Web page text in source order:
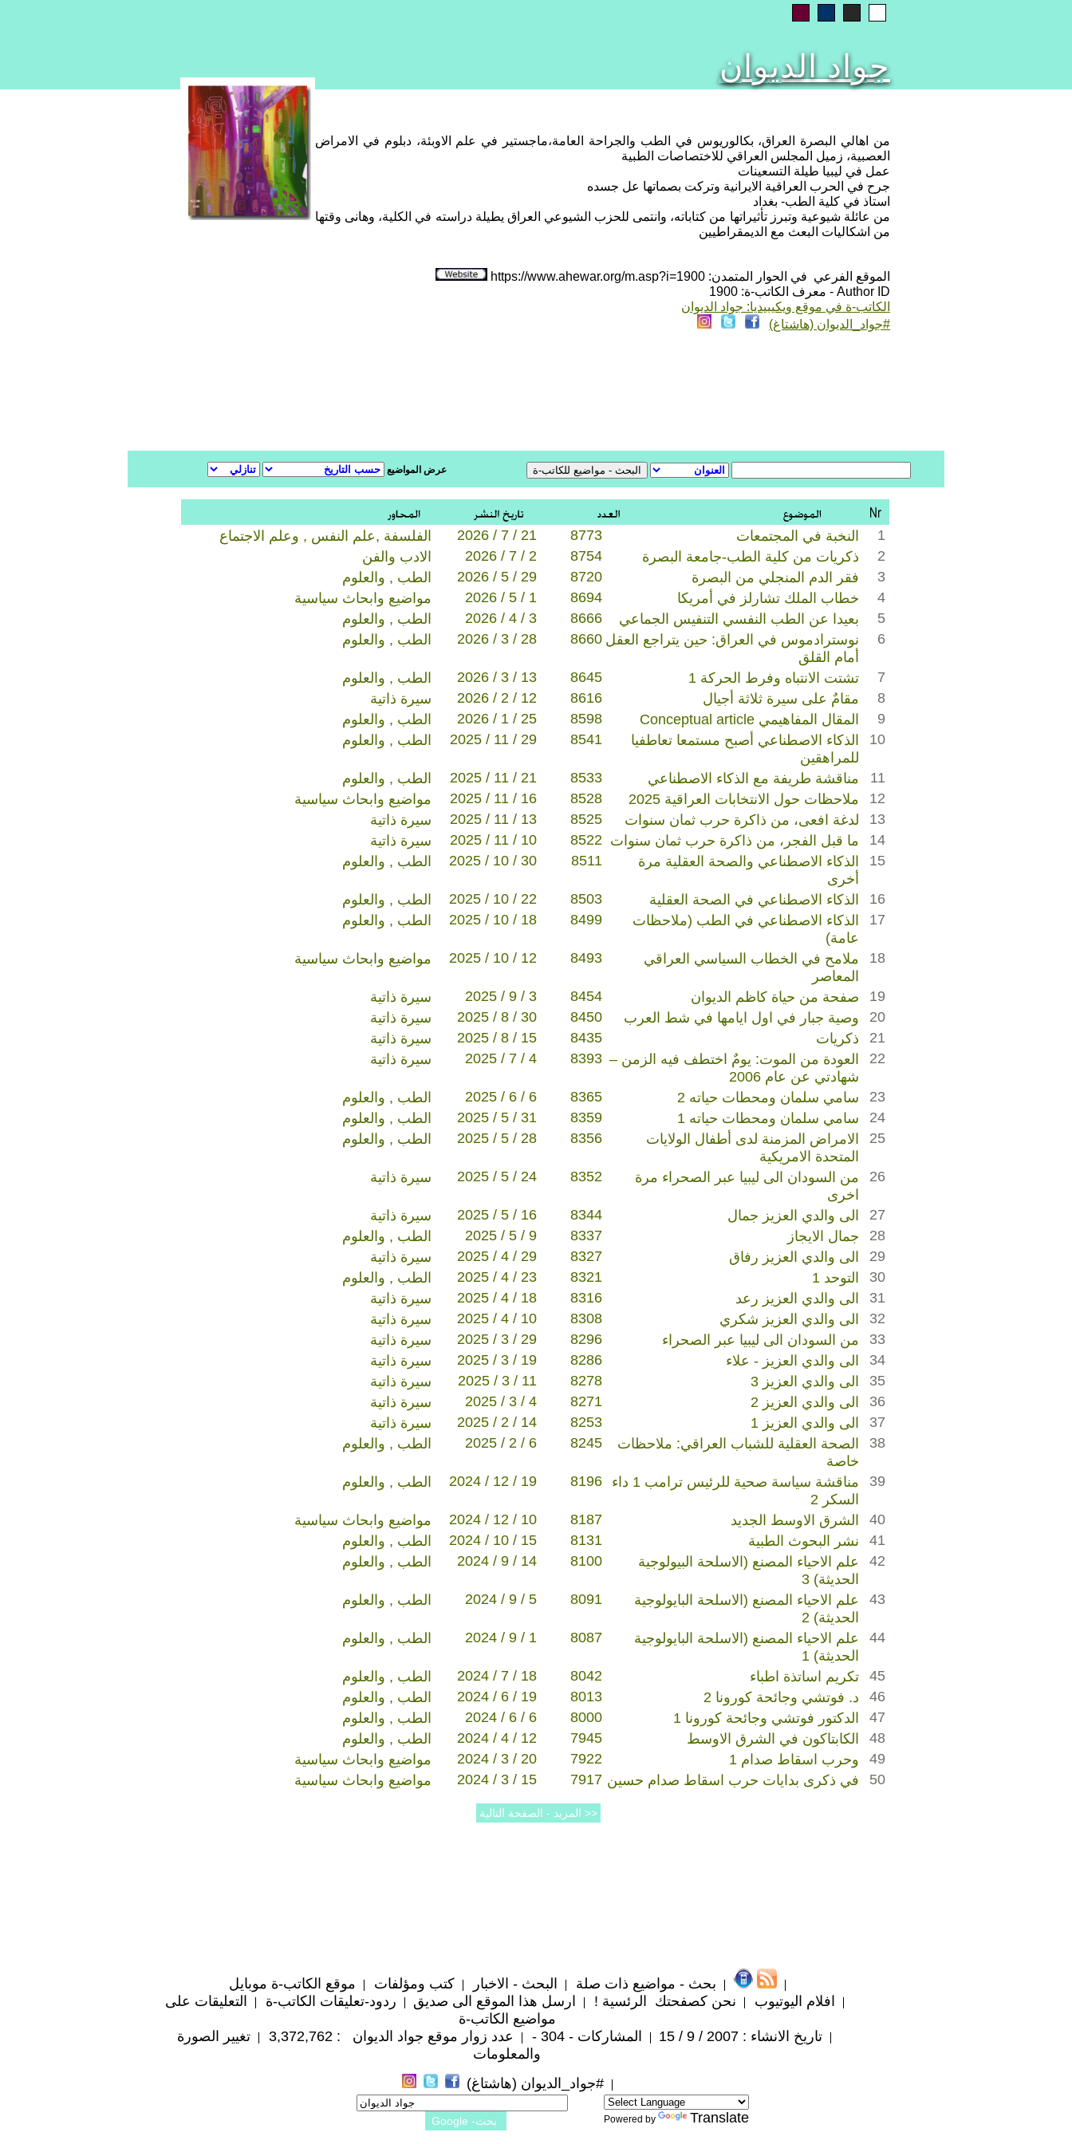
جواد الديوان
من اهالي البصرة العراق، بكالوريوس في الطب والجراحة العامة،ماجستير في علم الاوبئة، دبلوم في الامراض
العصبية، زميل المجلس العراقي للاختصاصات الطبية
عمل في ليبيا طيلة التسعينات
جرح في الحرب العراقية الايرانية وتركت بصماتها عل جسده
استاذ في كلية الطب- بغداد
من عائلة شيوعية وتبرز تأثيراتها من كتاباته، وانتمى للحزب الشيوعي العراق يطيلة دراسته في الكلية، وهانى وقتها
من اشكاليات البعث مع الديمقراطيين
الموقع الفرعي في الحوار المتمدن: https://www.ahewar.org/m.asp?i=1900
Author ID - معرف الكاتب-ة: 1900
الكاتب-ة في موقع ويكيبيديا: جواد الديوان
#جواد_الديوان (هاشتاغ)
عرض المواضيع
الفلسفة ,علم النفس , وعلم الاجتماع 2026 / 7 / 21 8773 النخبة في المجتمعات
1
الادب والفن
2026 / 7 / 2 8754 ذكريات من كلية الطب-جامعة البصرة
2
الطب , والعلوم
2026 / 5 / 29 8720 فقر الدم المنجلي من البصرة
3
مواضيع وابحاث سياسية
2026 / 5 / 1 8694 خطاب الملك تشارلز في أمريكا
4
الطب , والعلوم
2026 / 4 / 3 8666 بعيدا عن الطب النفسي التنفيس الجماعي
5
الطب , والعلوم
2026 / 3 / 28 8660 نوسترادموس في العراق: حين يتراجع العقل
أمام القلق
6
الطب , والعلوم 2026 / 3 / 13 8645 تشتت الانتباه وفرط الحركة 1
7
سيرة ذاتية
2026 / 2 / 12 8616 مقامٌ على سيرة ثلاثة أجيال
8
الطب , والعلوم
2026 / 1 / 25 8598 المقال المفاهيمي Conceptual article
9
الطب , والعلوم
2025 / 11 / 29 8541
الذكاء الاصطناعي أصبح مستمعا تعاطفيا
للمراهقين
10
الطب , والعلوم 2025 / 11 / 21 8533 مناقشة طريفة مع الذكاء الاصطناعي
11
مواضيع وابحاث سياسية
2025 / 11 / 16 8528 ملاحظات حول الانتخابات العراقية 2025
12
سيرة ذاتية
2025 / 11 / 13 8525 لدغة افعى، من ذاكرة حرب ثمان سنوات
13
سيرة ذاتية
2025 / 11 / 10 8522 ما قبل الفجر، من ذاكرة حرب ثمان سنوات
14
الطب , والعلوم
2025 / 10 / 30 8511
الذكاء الاصطناعي والصحة العقلية مرة
أخرى
15
الطب , والعلوم 2025 / 10 / 22 8503 الذكاء الاصطناعي في الصحة العقلية
16
الطب , والعلوم
2025 / 10 / 18 8499
الذكاء الاصطناعي في الطب (ملاحظات
عامة)
17
مواضيع وابحاث سياسية 2025 / 10 / 12 8493
ملامح في الخطاب السياسي العراقي
المعاصر
18
سيرة ذاتية 2025 / 9 / 3 8454 صفحة من حياة كاظم الديوان
19
سيرة ذاتية
2025 / 8 / 30 8450 وصية جبار في اول ايامها في شط العرب
20
سيرة ذاتية
2025 / 8 / 15 8435 ذكريات
21
سيرة ذاتية
2025 / 7 / 4 8393 العودة من الموت: يومٌ اختطف فيه الزمن –
شهادتي عن عام 2006
22
الطب , والعلوم 2025 / 6 / 6 8365 سامي سلمان ومحطات حياته 2
23
الطب , والعلوم
2025 / 5 / 31 8359 سامي سلمان ومحطات حياته 1
24
الطب , والعلوم
2025 / 5 / 28 8356
الامراض المزمنة لدى أطفال الولايات
المتحدة الامريكية
25
سيرة ذاتية 2025 / 5 / 24 8352
من السودان الى ليبيا عبر الصحراء مرة
اخرى
26
سيرة ذاتية 2025 / 5 / 16 8344 الى والدي العزيز جمال
27
الطب , والعلوم
2025 / 5 / 9 8337 جمال الايجاز
28
سيرة ذاتية
2025 / 4 / 29 8327 الى والدي العزيز رفاق
29
الطب , والعلوم
2025 / 4 / 23 8321 التوحد 1
30
سيرة ذاتية
2025 / 4 / 18 8316 الى والدي العزيز رعد
31
سيرة ذاتية
2025 / 4 / 10 8308 الى والدي العزيز شكري
32
سيرة ذاتية
2025 / 3 / 29 8296 من السودان الى ليبيا عبر الصحراء
33
سيرة ذاتية
2025 / 3 / 19 8286 الى والدي العزيز - علاء
34
سيرة ذاتية
2025 / 3 / 11 8278 الى والدي العزيز 3
35
سيرة ذاتية
2025 / 3 / 4 8271 الى والدي العزيز 2
36
سيرة ذاتية
2025 / 2 / 14 8253 الى والدي العزيز 1
37
الطب , والعلوم
2025 / 2 / 6 8245
الصحة العقلية للشباب العراقي: ملاحظات
خاصة
38
الطب , والعلوم 2024 / 12 / 19 8196
مناقشة سياسة صحية للرئيس ترامب 1 داء
السكر 2
39
مواضيع وابحاث سياسية 2024 / 12 / 10 8187 الشرق الاوسط الجديد
40
الطب , والعلوم
2024 / 10 / 15 8131 نشر البحوث الطبية
41
الطب , والعلوم
2024 / 9 / 14 8100
علم الاحياء المصنع (الاسلحة البيولوجية
الحديثة) 3
42
الطب , والعلوم 2024 / 9 / 5 8091
علم الاحياء المصنع (الاسلحة البايولوجية
الحديثة) 2
43
الطب , والعلوم 2024 / 9 / 1 8087
علم الاحياء المصنع (الاسلحة البايولوجية
الحديثة) 1
44
الطب , والعلوم 2024 / 7 / 18 8042 تكريم اساتذة اطباء
45
الطب , والعلوم
2024 / 6 / 19 8013 د. فوتشي وجائحة كورونا 2
46
الطب , والعلوم
2024 / 6 / 6 8000 الدكتور فوتشي وجائحة كورونا 1
47
الطب , والعلوم
2024 / 4 / 12 7945 الكابتاكون في الشرق الاوسط
48
مواضيع وابحاث سياسية
2024 / 3 / 20 7922 وحرب اسقاط صدام 1
49
مواضيع وابحاث سياسية
2024 / 3 / 15 7917 في ذكرى بدايات حرب اسقاط صدام حسين 50
بحث - مواضيع ذات صلة البحث - الاخبار كتب ومؤلفات
موقع الكاتب-ة موبايل
افلام اليوتيوب
نحن كصفحتك الرئسية ! ارسل هذا الموقع الى صديق ردود-تعليقات الكاتب-ة
التعليقات على
مواضيع الكاتب-ة
تاريخ الانشاء : 2007 / 9 / 15
المشاركات - 304 - عدد زوار موقع جواد الديوان : 3,372,762
تغيير الصورة
والمعلومات
#جواد_الديوان (هاشتاغ)
Powered by Translate